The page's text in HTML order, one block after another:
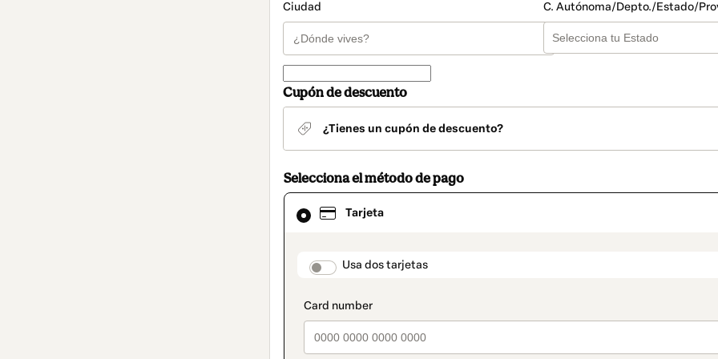
Ciudad C. Autónoma/Depto./Estado/
Cupón de descuento
¿Tienes un cupón de descuento?
Selecciona el método de pago
Tarjeta
payment_data.section_title_v2
Usa dos tarjetas
El
método
seleccionado